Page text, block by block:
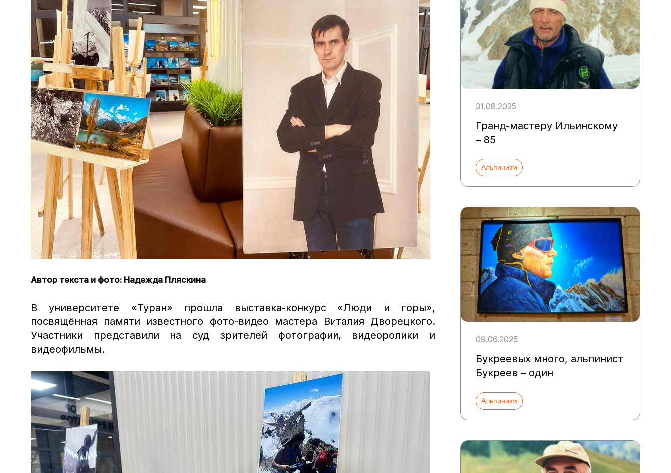
Автор текста и фото: Надежда Пляскина
В университете «Туран» прошла выставка-конкурс «Люди и горы»,
посвящённая памяти известного фото-видео мастера Виталия Дворецкого.
Участники представили на суд зрителей фотографии, видеоролики и
видеофильмы.
31.08.2025
Гранд-мастеру Ильинскому
– 85
Альпинизм
09.06.2025
Букреевых много, альпинист
Букреев – один
Альпинизм